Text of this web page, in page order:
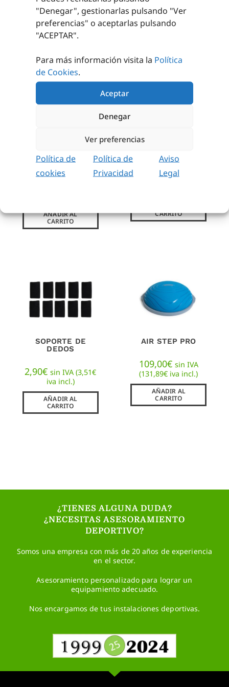
"Denegar", gestionarlas pulsando "Ver
preferencias" o aceptarlas pulsando
"ACEPTAR".
Para más información visita la Política
de Cookies.
Aceptar
Denegar
Ver preferencias
Política de
cookies
Política de
Privacidad
Aviso
Legal
CAMILLA METÁLICA
2 CUERPOS
AÑADIR AL
CARRITO
BALANCE DOME
12,50€ sin IVA
CARRITO
SOPORTE DE
DEDOS
2,90€ sin IVA (3,51€
iva incl.)
AÑADIR AL
CARRITO
AIR STEP PRO
109,00€ sin IVA
(131,89€ iva incl.)
AÑADIR AL
CARRITO
¿TIENES ALGUNA DUDA?
¿NECESITAS ASESORAMIENTO
DEPORTIVO?
Somos una empresa con más de 20 años de experiencia
en el sector.
Asesoramiento personalizado para lograr un
equipamiento adecuado.
Nos encargamos de tus instalaciones deportivas.